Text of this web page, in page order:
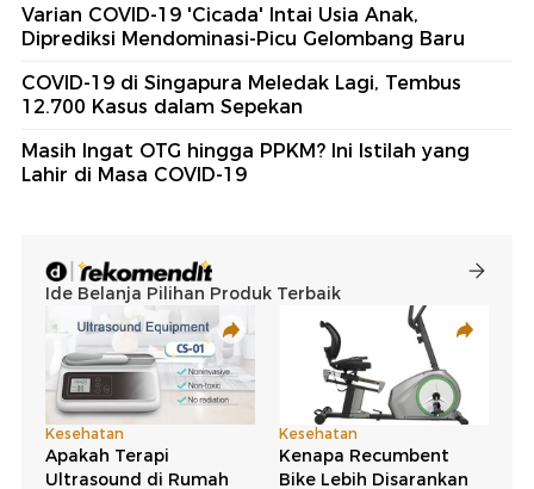
Varian COVID-19 'Cicada' Intai Usia Anak,
Diprediksi Mendominasi-Picu Gelombang Baru
COVID-19 di Singapura Meledak Lagi, Tembus
12.700 Kasus dalam Sepekan
Masih Ingat OTG hingga PPKM? Ini Istilah yang
Lahir di Masa COVID-19